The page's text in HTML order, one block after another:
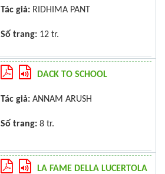
Tác giả: RIDHIMA PANT
Số trang: 12 tr.
DACK TO SCHOOL
Tác giả: ANNAM ARUSH
Số trang: 8 tr.
LA FAME DELLA LUCERTOLA